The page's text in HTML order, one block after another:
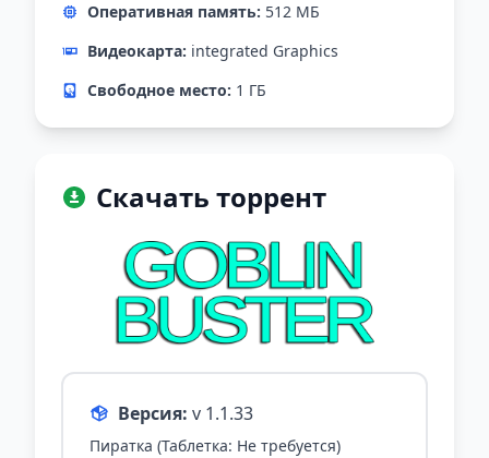
Оперативная память: 512 МБ
Видеокарта: integrated Graphics
Свободное место: 1 ГБ
Скачать торрент
Версия: v 1.1.33
Пиратка (Таблетка: Не требуется)